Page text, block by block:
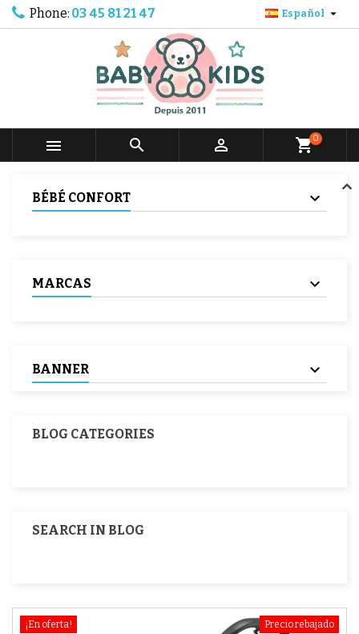
Phone: 03 45 81 21 47 Español 
   shopping_cart0
BÉBÉ CONFORT
MARCAS
BANNER
BLOG CATEGORIES
SEARCH IN BLOG
¡En oferta! Precio rebajado